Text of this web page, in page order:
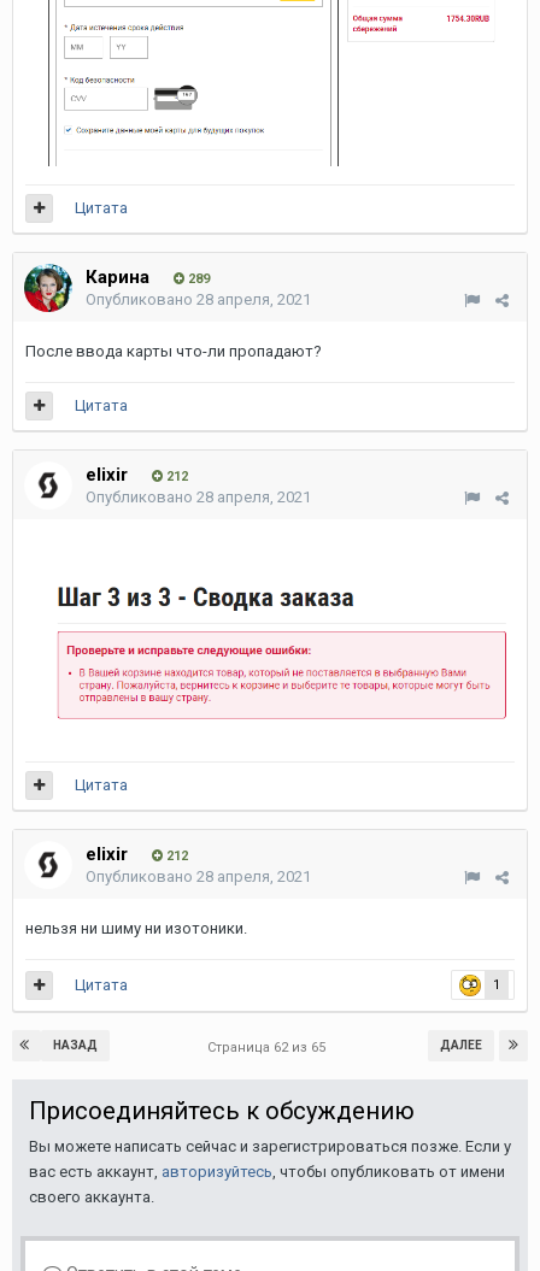
Цитата
Карина 289
Опубликовано 28 апреля, 2021
После ввода карты что-ли пропадают?
Цитата
elixir 212
Опубликовано 28 апреля, 2021
Цитата
elixir 212
Опубликовано 28 апреля, 2021
нельзя ни шиму ни изотоники.
1
Цитата
НАЗАД ДАЛЕЕ
Страница 62 из 65
Присоединяйтесь к обсуждению
Вы можете написать сейчас и зарегистрироваться позже. Если у
вас есть аккаунт, авторизуйтесь, чтобы опубликовать от имени
своего аккаунта.